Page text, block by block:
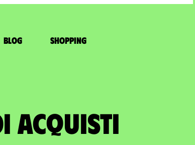
Blog Shopping
ACQUISTI